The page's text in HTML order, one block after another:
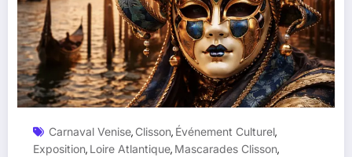
Carnaval Venise, Clisson, Événement Culturel,
Exposition, Loire Atlantique, Mascarades Clisson,